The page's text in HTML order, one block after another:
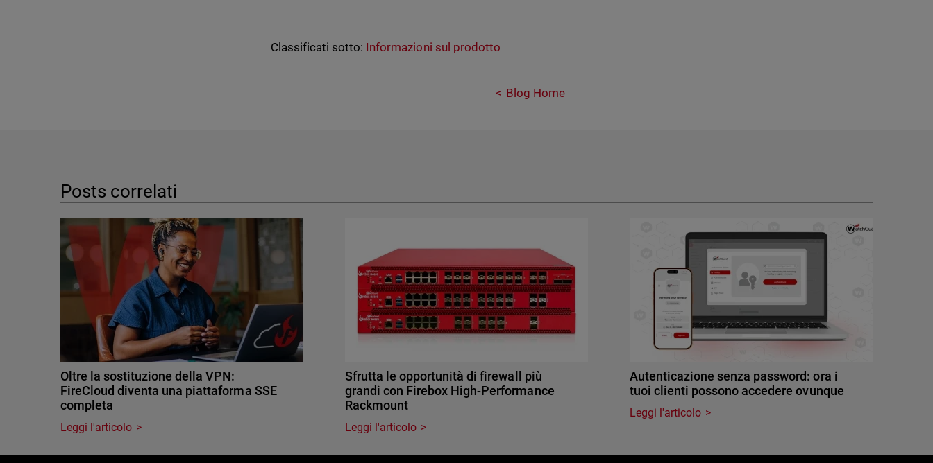
Classificati sotto: Informazioni sul prodotto
Blog Home
Posts correlati
Oltre la sostituzione della VPN:
FireCloud diventa una piattaforma SSE
completa
Leggi l'articolo
Sfrutta le opportunità di firewall più
grandi con Firebox High-Performance
Rackmount
Leggi l'articolo
Autenticazione senza password: ora i
tuoi clienti possono accedere ovunque
Leggi l'articolo